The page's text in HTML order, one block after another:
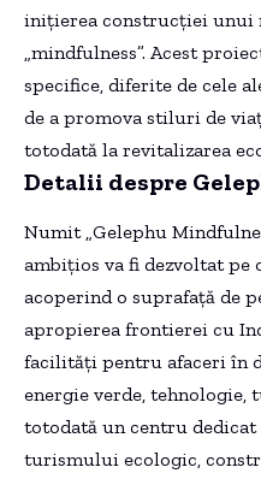
inițierea construcției unui
„mindfulness”. Acest
specifice, diferite de cele
de a promova stiluri de
totodată la revitalizarea
Detalii despre
Numit „Gelephu
ambițios va fi dezvoltat pe
acoperind o suprafață de
apropierea frontierei cu
facilități pentru afaceri în
energie verde, tehnologie,
totodată un centru
turismului ecologic,